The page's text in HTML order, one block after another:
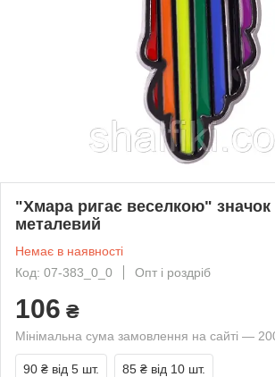
"Хмара ригає веселкою" значок
металевий
Немає в наявності
Код: 07-383_0_0
Опт і роздріб
106 ₴
Мінімальна сума замовлення на сайті —
90 ₴ від 5 шт. 85 ₴ від 10 шт.